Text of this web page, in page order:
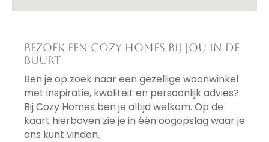
Bezoek een Cozy Homes bij jou in de
buurt
Ben je op zoek naar een gezellige woonwinkel
met inspiratie, kwaliteit en persoonlijk advies?
Bij Cozy Homes ben je altijd welkom. Op de
kaart hierboven zie je in één oogopslag waar je
ons kunt vinden.